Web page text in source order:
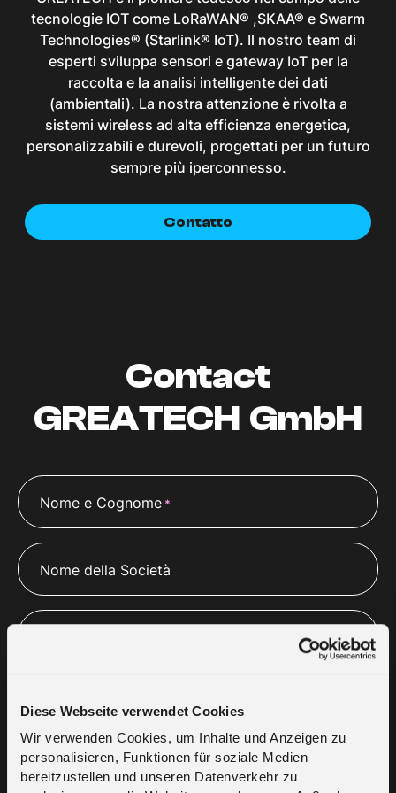
Diese Webseite verwendet Cookies
Wir verwenden Cookies, um Inhalte und Anzeigen zu
personalisieren, Funktionen für soziale Medien
bereitzustellen und unseren Datenverkehr zu
tecnologie IOT come LoRaWAN® ,SKAA® e Swarm
Technologies® (Starlink® IoT). Il nostro team di
esperti sviluppa sensori e gateway IoT per la
raccolta e la analisi intelligente dei dati
(ambientali). La nostra attenzione è rivolta a
sistemi wireless ad alta efficienza energetica,
personalizzabili e durevoli, progettati per un futuro
sempre più iperconnesso.
Contatto
Contact
GREATECH GmbH
Nome e Cognome *
Nome della Società
E-mail
Numero di telefono *